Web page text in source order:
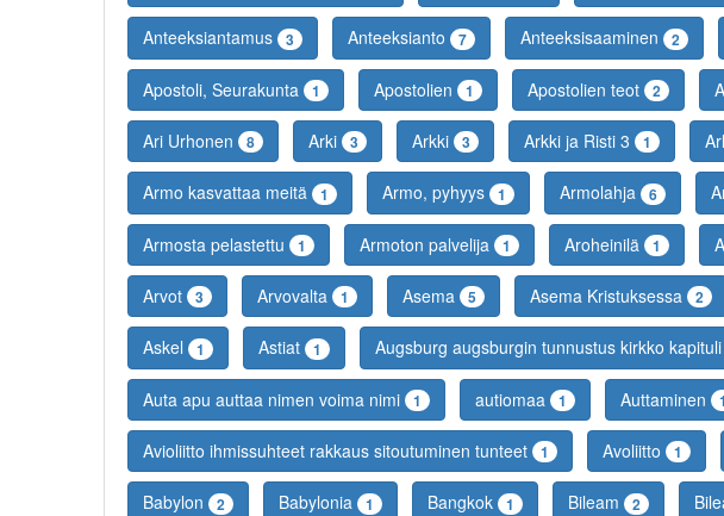
Anteeksiantamus 3 Anteeksianto 7 Anteeksisaaminen 2
Apostoli, Seurakunta 1 Apostolien 1 Apostolien teot 2
Ari Urhonen 8 Arki 3 Arkki 3 Arkki ja Risti 3 1
Armo kasvattaa meitä 1 Armo, pyhyys 1 Armolahja 6
Armosta pelastettu 1 Armoton palvelija 1 Aroheinilä 1
Arvot 3 Arvovalta 1 Asema 5 Asema Kristuksessa 2
Askel 1 Astiat 1 Augsburg augsburgin tunnustus kirkko kapituli
Auta apu auttaa nimen voima nimi 1 autiomaa 1 Auttaminen 1
Avioliitto ihmissuhteet rakkaus sitoutuminen tunteet 1 Avoliitto 1
Babylon 2 Babylonia 1 Bangkok 1 Bileam 2